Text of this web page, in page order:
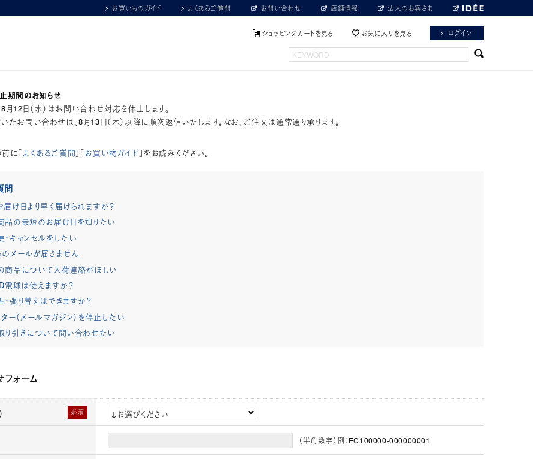
お買いものガイド よくあるご質問 お問い合わせ 店舗情報 法人のお客さま
ショッピングカートを見る お気に入りを見る ログイン
期間のお知らせ
月12日（水）はお問い合わせ対応を休止します。
たお問い合わせは、8月13日（木）以降に順次返信いたします。なお、ご注文は通常通り承ります。
に「よくあるご質問 」「お買い物ガイド 」をお読みください。
問
け日より早く届けられますか？
品の最短のお届け日を知りたい
キャンセルをしたい
メールが届きません
商品について入荷連絡がほしい
電球は使えますか？
張り替えはできますか？
ー（メールマガジン）を停止したい
り引きについて問い合わせたい
ォーム
必須
（半角数字）例：EC100000-000000001